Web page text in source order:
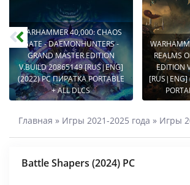
WARHAMMER 40,000: CHAOS
GATE - DAEMONHUNTERS -
GRAND MASTER EDITION
V.BUILD 20865149 [RUS|ENG]
(2022) PC ПИРАТКА PORTABLE
+ ALL DLCS
REALMS
EDITION
Главная » Игры 2021-2025 года » Игры
Battle Shapers (2024) PC